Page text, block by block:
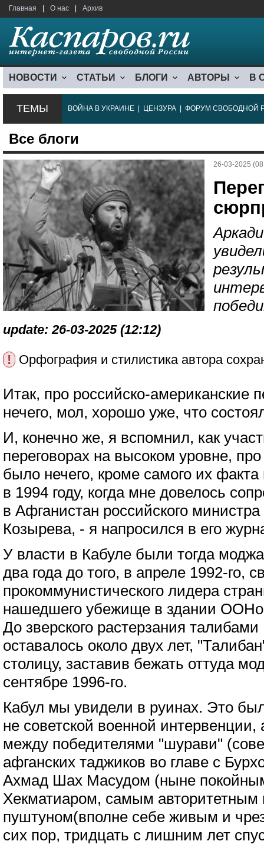
Главная О нас Архив
НОВОСТИ СТАТЬИ БЛОГИ АВТОРЫ В
ТЕМЫ ВОЙНА В УКРАИНЕ ЦЕНЗУРА ФОРУМ СВОБОДНОЙ
Все блоги
26-03-2025
update: 26-03-2025 (12:12)
! Орфография и стилистика автора
Итак, про российско-американские
нечего, мол, хорошо уже, что
И, конечно же, я вспомнил, как
переговорах на высоком уровне,
было нечего, кроме самого их
в 1994 году, когда мне довелось
в Афганистан российского
Козырева, - я напросился в его
У власти в Кабуле были тогда
два года до того, в апреле 1992-го,
прокоммунистического лидера
нашедшего убежище в здании
До зверского растерзания
оставалось около двух лет,
столицу, заставив бежать оттуда
сентябре 1996-го.
Кабул мы увидели в руинах. Это
не советской военной
между победителями "шурави"
афганских таджиков во главе с
Ахмад Шах Масудом (ныне
Хекматиаром, самым авторитетным
пуштуном(вполне себе живым и
сих пор, тридцать с лишним лет